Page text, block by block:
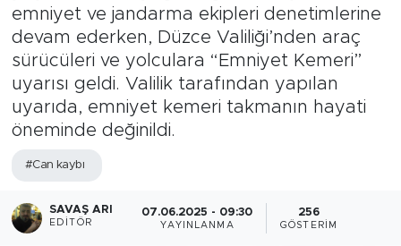
emniyet ve jandarma ekipleri denetimlerine
devam ederken, Düzce Valiliği’nden araç
sürücüleri ve yolculara “Emniyet Kemeri”
uyarısı geldi. Valilik tarafından yapılan
uyarıda, emniyet kemeri takmanın hayati
öneminde değinildi.
#Can kaybı
SAVAŞ ARI
EDITÖR
07.06.2025 - 09:30
YAYINLANMA
256
GÖSTERIM
Öncü Radyo Dinle
Öncü TV İzle
Son Dakika Haberleri
Haber Arşivi